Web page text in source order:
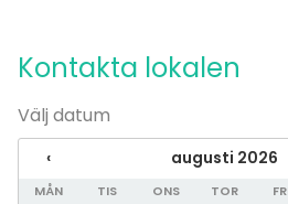
Lokal
Mötesrum
Herrgård / Villa
Kontakta lokalen
Välj datum
‹ augusti 2026
MÅN TIS ONS TOR